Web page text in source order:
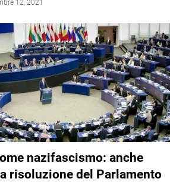
12, 2021
nazifascismo: anche
risoluzione del Parlamento